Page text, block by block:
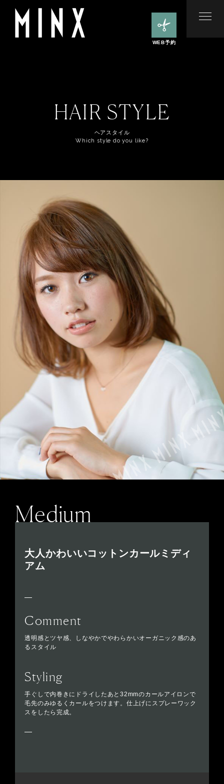
WEB予約
HAIR STYLE
ヘアスタイル
Which style do you like?
Medium
大人かわいいコットンカールミディ
アム
Comment
透明感とツヤ感、しなやかでやわらかいオーガニック感のあ
るスタイル
Styling
手ぐしで内巻きにドライしたあと32mmのカールアイロンで
毛先のみゆるくカールをつけます。仕上げにスプレーワック
スをしたら完成。